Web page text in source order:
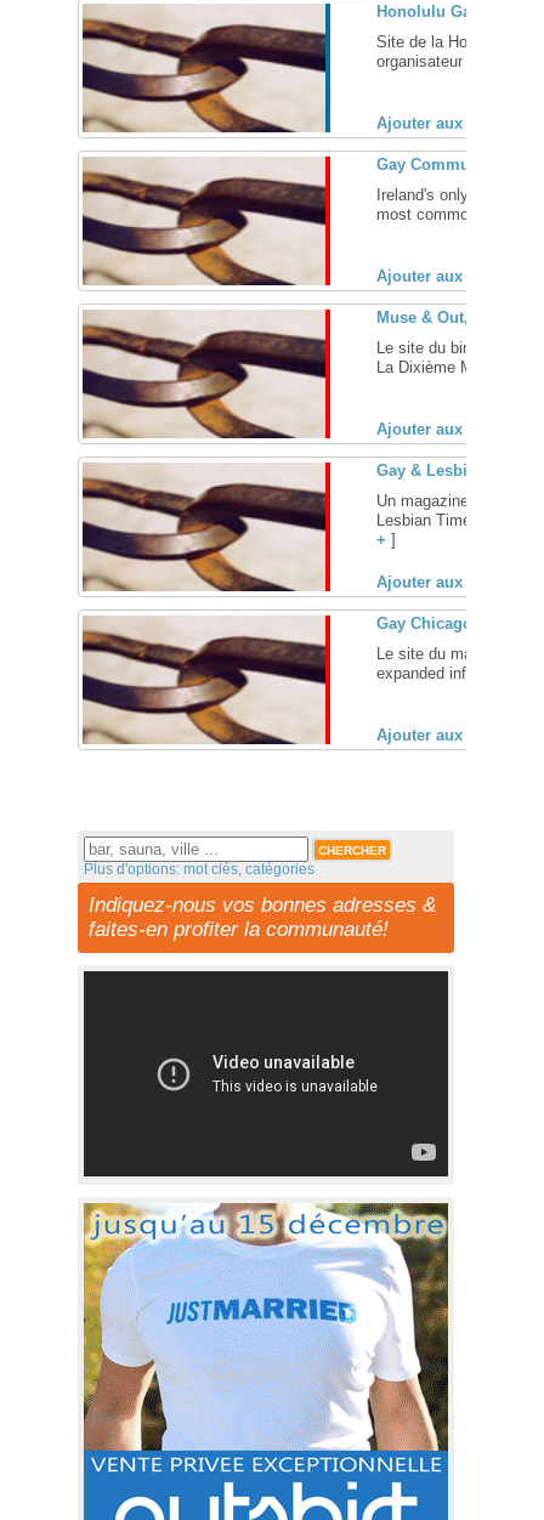
Honolulu Gay &
Site de la Honolulu
organisateur du
Ajouter aux favoris
Gay Community News
Ireland's only lesbian
most commonly
Ajouter aux favoris
Muse & Out,
Le site du bimestriel
La Dixième Muse)
Ajouter aux favoris
Gay & Lesbian Times
Un magazine de news
Lesbian Times:
+ ]
Ajouter aux favoris
Gay Chicago Mag
Le site du magazine
expanded information
Ajouter aux favoris
Plus d'options: mot clés, catégories
Indiquez-nous vos bonnes adresses &
faites-en profiter la communauté!